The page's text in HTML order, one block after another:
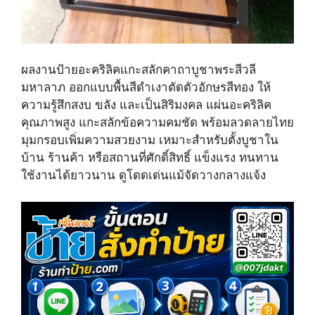
ผลงานป้ายอะคริลิคแกะสลักคาถาบูชาพระสีวลี
มหาลาภ ออกแบบพื้นสีดำเงาตัดตัวอักษรสีทอง ให้
ความรู้สึกสงบ ขลัง และเป็นสิริมงคล แผ่นอะคริลิค
คุณภาพสูง แกะสลักข้อความคมชัด พร้อมลวดลายไทย
มุมกรอบเพิ่มความสวยงาม เหมาะสำหรับตั้งบูชาใน
บ้าน ร้านค้า หรือสถานที่ศักดิ์สิทธิ์ แข็งแรง ทนทาน
ใช้งานได้ยาวนาน ดูโดดเด่นแม้จัดวางกลางแจ้ง